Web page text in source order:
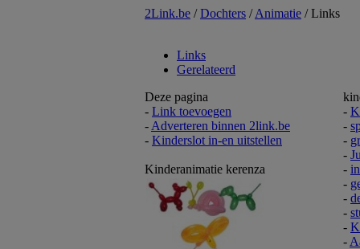
2Link.be /Dochters /Animatie / Links
Links
Gerelateerd
Deze pagina
- Link toevoegen
- Adverteren binnen 2link.be
- Kinderslot in-en uitstellen
Kinderanimatie kerenza
-
-
-
-
-
-
-
-
-
-